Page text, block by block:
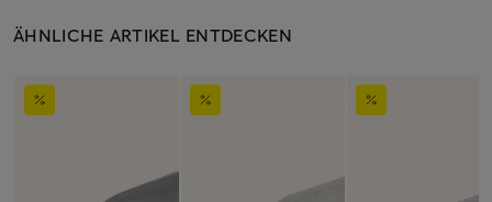
ÄHNLICHE ARTIKEL ENTDECKEN